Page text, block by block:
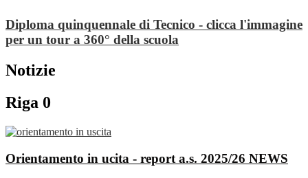
Diploma quinquennale di Tecnico - clicca l'immagine
per un tour a 360° della scuola
Notizie
Riga 0
Orientamento in ucita - report a.s. 2025/26 NEWS